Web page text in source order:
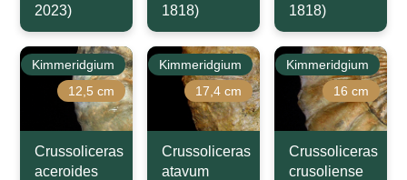
2023)
1818)
1818)
Kimmeridgium
12,5 cm
Crussoliceras
aceroides
Kimmeridgium
17,4 cm
Crussoliceras
atavum
Kimmeridgium
16 cm
Crussoliceras
crusoliense